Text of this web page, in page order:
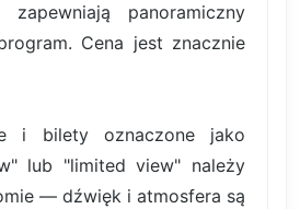
panoramiczny
Cena jest znacznie
i bilety oznaczone jako
lub "limited view" należy
— dźwięk i atmosfera są